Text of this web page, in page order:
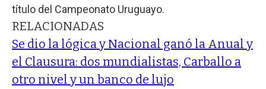
título del Campeonato Uruguayo.
RELACIONADAS
Se dio la lógica y Nacional ganó la Anual y
el Clausura: dos mundialistas, Carballo a
otro nivel y un banco de lujo